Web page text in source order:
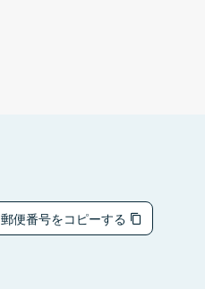
郵便番号をコピーする